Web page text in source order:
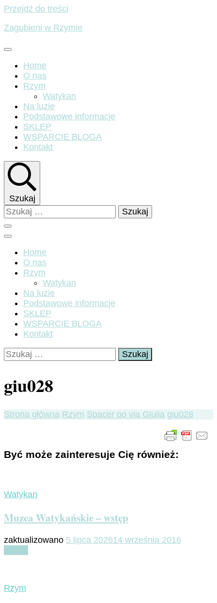
Przejdź do treści
Zagubieni w Rzymie
Home
O nas
Rzym
Watykan
Na luzie
Podstawowe informacje
SKLEP
WSPARCIE BLOGA
Kontakt
Szukaj
Szukaj:
Home
O nas
Rzym
Watykan
Na luzie
Podstawowe informacje
SKLEP
WSPARCIE BLOGA
Kontakt
Szukaj:
giu028
Strona główna Rzym Spacer po via Giulia giu028
Być może zainteresuje Cię również:
Watykan
Muzea Watykańskie – wstęp
zaktualizowano 5 lipca 202614 września 2016
Rzym